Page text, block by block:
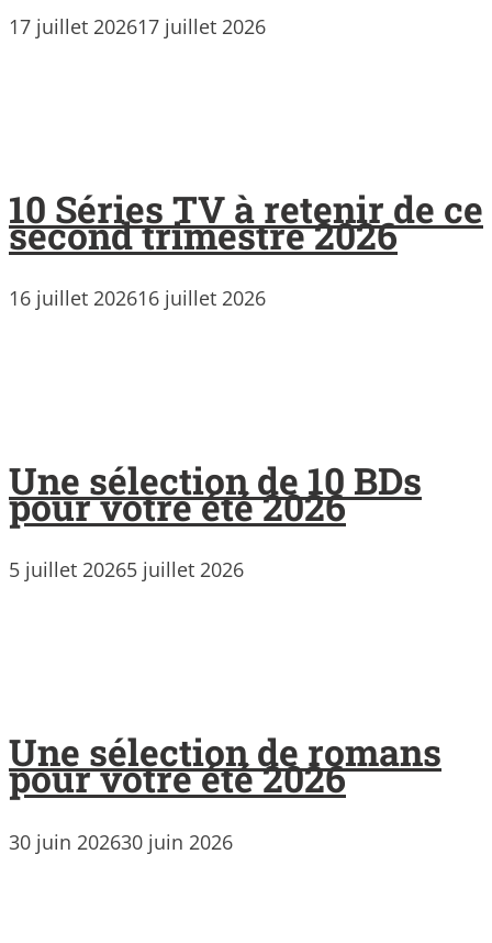
17 juillet 202617 juillet 2026
10 Séries TV à retenir de ce
second trimestre 2026
16 juillet 202616 juillet 2026
Une sélection de 10 BDs
pour votre été 2026
5 juillet 20265 juillet 2026
Une sélection de romans
pour votre été 2026
30 juin 202630 juin 2026